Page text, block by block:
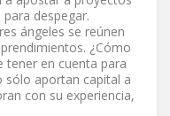
despegar.
ángeles se reúnen
¿Cómo
tener en cuenta para
sólo aportan capital a
con su experiencia,